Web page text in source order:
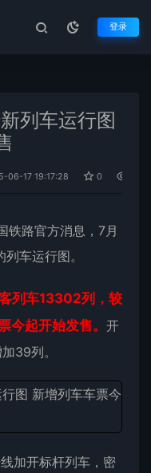
登录
列车运行图
06-17 19:17:28 0
铁路官方消息，7月
车运行图。
列车13302列，较
起开始发售。 开
39列。
加开标杆列车，密